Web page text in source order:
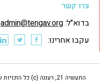
צרו קשר
בדוא"ל:admin@tengav.org
עקבו אחרינו: